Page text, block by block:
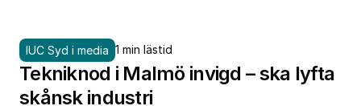
IUC Syd i media 1 min lästid
Tekniknod i Malmö invigd – ska lyfta
skånsk industri